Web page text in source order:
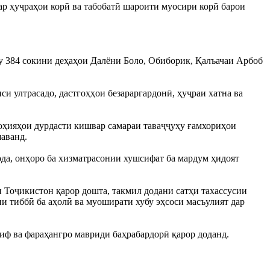
корӣ ва табобатӣ шароити муосири корӣ барои
384 сокини деҳаҳои Далёни Боло, Обиборик, Қалъачаи Арбоб
дастгоҳҳои безараргардонӣ, ҳуҷраи хатна ва
дурдасти кишвар самараи таваҷҷуҳу ғамхориҳои
онҳоро ба хизматрасонии хушсифат ба мардум ҳидоят
қарор дошта, такмил додани сатҳи тахассусии
тиббӣ ба аҳолӣ ва муоширати хубу эҳсоси масъулият дар
ва фараҳангро мавриди баҳрабардорӣ қарор доданд.